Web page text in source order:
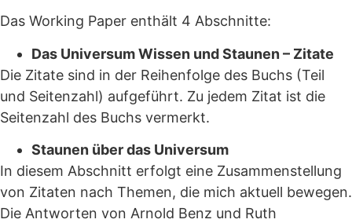
Das Working Paper enthält 4 Abschnitte:
Das Universum Wissen und Staunen – Zitate
Die Zitate sind in der Reihenfolge des Buchs (Teil
und Seitenzahl) aufgeführt. Zu jedem Zitat ist die
Seitenzahl des Buchs vermerkt.
Staunen über das Universum
In diesem Abschnitt erfolgt eine Zusammenstellung
von Zitaten nach Themen, die mich aktuell bewegen.
Die Antworten von Arnold Benz und Ruth